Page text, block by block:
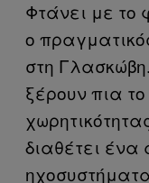
Φτάνει με το
ο
στη
ξέρουν πια
διαθέτει